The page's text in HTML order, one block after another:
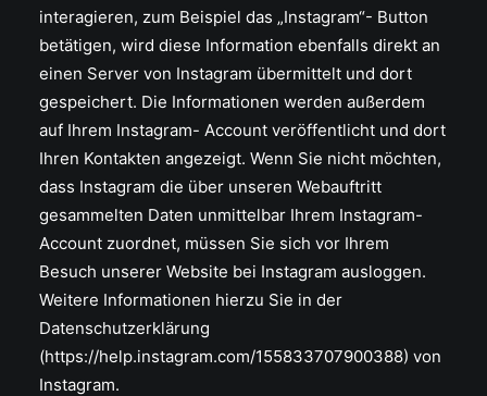
interagieren, zum Beispiel das „Instagram“- Button
betätigen, wird diese Information ebenfalls direkt an
einen Server von Instagram übermittelt und dort
gespeichert. Die Informationen werden außerdem
auf Ihrem Instagram- Account veröffentlicht und dort
Ihren Kontakten angezeigt. Wenn Sie nicht möchten,
dass Instagram die über unseren Webauftritt
gesammelten Daten unmittelbar Ihrem Instagram-
Account zuordnet, müssen Sie sich vor Ihrem
Besuch unserer Website bei Instagram ausloggen.
Weitere Informationen hierzu Sie in der
Datenschutzerklärung
(https://help.instagram.com/155833707900388) von
Instagram.